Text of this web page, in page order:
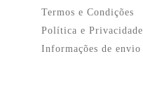
Termos e Condições
Política e Privacidade
Informações de envio